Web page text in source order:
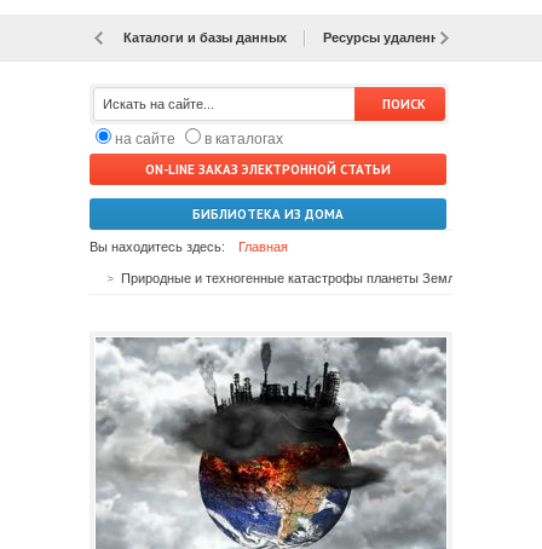
Каталоги и базы данных Ресурсы удаленного доступа
на сайте
в каталогах
ON-LINE ЗАКАЗ ЭЛЕКТРОННОЙ СТАТЬИ
БИБЛИОТЕКА ИЗ ДОМА
Вы находитесь здесь: Главная
Природные и техногенные катастрофы планеты Земля